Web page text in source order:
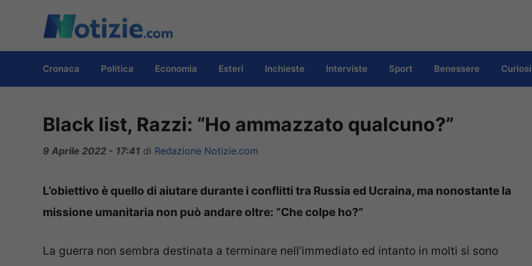
contenuto
Cronaca Politica Economia Esteri Inchieste Interviste Sport Benessere
Black list, Razzi: “Ho ammazzato qualcuno?”
9 Aprile 2022 - 17:41 di Redazione Notizie.com
L’obiettivo è quello di aiutare durante i conflitti tra Russia ed Ucraina, ma nonostante la
missione umanitaria non può andare oltre: “Che colpe ho?”
La guerra non sembra destinata a terminare nell’immediato ed intanto in molti si sono